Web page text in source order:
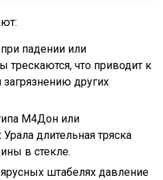
падении или
трескаются, что приводит к
других
М4Дон или
длительная тряска
в стекле.
штабелях давление